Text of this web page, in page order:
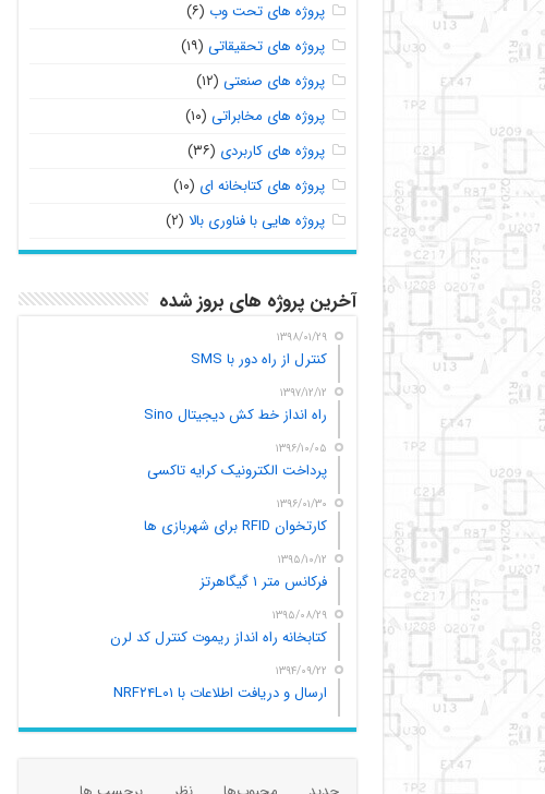
پروژه های تحت وب (۶)
پروژه های تحقیقاتی (۱۹)
پروژه های صنعتی (۱۲)
پروژه های مخابراتی (۱۰)
پروژه های کاربردی (۳۶)
پروژه های کتابخانه ای (۱۰)
پروژه هایی با فناوری بالا (۲)
آخرین پروژه های بروز شده
۱۳۹۸/۰۱/۲۹
کنترل از راه دور با SMS
۱۳۹۷/۱۲/۱۲
راه انداز خط کش دیجیتال Sino
۱۳۹۶/۱۰/۰۵
پرداخت الکترونیک کرایه تاکسی
۱۳۹۶/۰۱/۳۰
کارتخوان RFID برای شهربازی ها
۱۳۹۵/۱۰/۱۲
فرکانس متر ۱ گیگاهرتز
۱۳۹۵/۰۸/۲۹
کتابخانه راه انداز ریموت کنترل کد لرن
۱۳۹۴/۰۹/۲۲
ارسال و دریافت اطلاعات با NRF۲۴L۰۱